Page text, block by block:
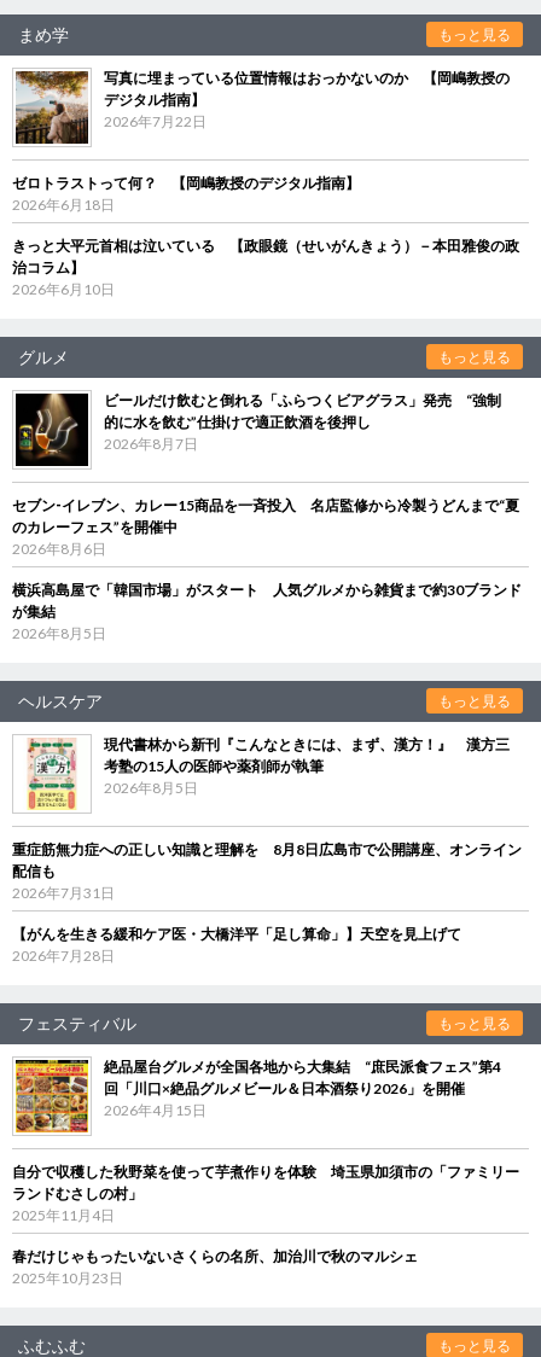
まめ学 もっと見る
写真に埋まっている位置情報はおっかないのか 【岡嶋教授の
デジタル指南】
2026年7月22日
ゼロトラストって何？ 【岡嶋教授のデジタル指南】
2026年6月18日
きっと大平元首相は泣いている 【政眼鏡（せいがんきょう）－本田雅俊の政
治コラム】
2026年6月10日
グルメ もっと見る
ビールだけ飲むと倒れる「ふらつくビアグラス」発売 “強制
的に水を飲む”仕掛けで適正飲酒を後押し
2026年8月7日
セブン‐イレブン、カレー15商品を一斉投入 名店監修から冷製うどんまで“夏
のカレーフェス”を開催中
2026年8月6日
横浜高島屋で「韓国市場」がスタート 人気グルメから雑貨まで約30ブランド
が集結
2026年8月5日
ヘルスケア もっと見る
現代書林から新刊『こんなときには、まず、漢方！』 漢方三
考塾の15人の医師や薬剤師が執筆
2026年8月5日
重症筋無力症への正しい知識と理解を 8月8日広島市で公開講座、オンライン
配信も
2026年7月31日
【がんを生きる緩和ケア医・大橋洋平「足し算命」】天空を見上げて
2026年7月28日
フェスティバル もっと見る
絶品屋台グルメが全国各地から大集結 “庶民派食フェス”第4
回「川口×絶品グルメビール＆日本酒祭り2026」を開催
2026年4月15日
自分で収穫した秋野菜を使って芋煮作りを体験 埼玉県加須市の「ファミリー
ランドむさしの村」
2025年11月4日
春だけじゃもったいないさくらの名所、加治川で秋のマルシェ
2025年10月23日
ふむふむ もっと見る